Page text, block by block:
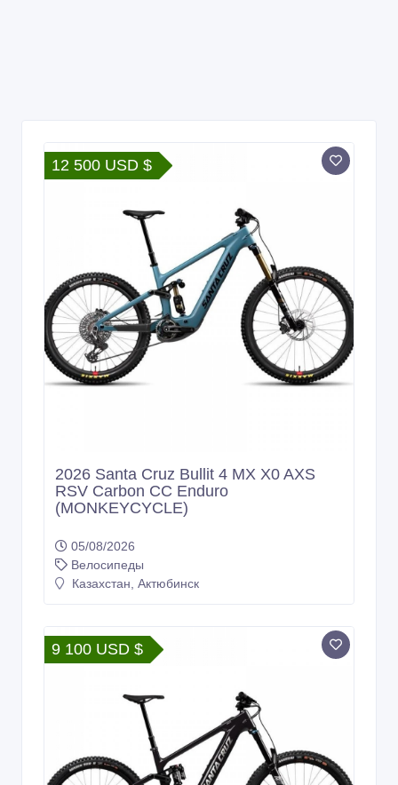
12 500 USD $
2026 Santa Cruz Bullit 4 MX X0 AXS
RSV Carbon CC Enduro
(MONKEYCYCLE)
05/08/2026
Велосипеды
Казахстан, Актюбинск
9 100 USD $